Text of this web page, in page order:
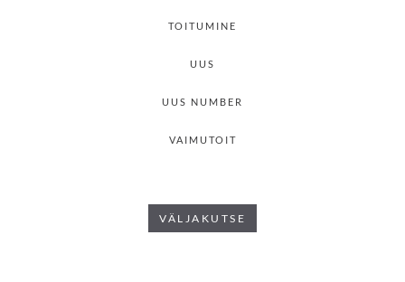
TOITUMINE
UUS
UUS NUMBER
VAIMUTOIT
VÄLJAKUTSE